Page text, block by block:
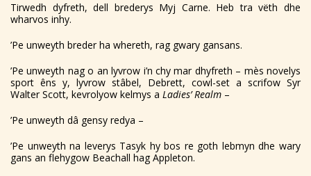
Tirwedh dyfreth, dell brederys Myj Carne. Heb tra vëth dhe
wharvos inhy.
’Pe unweyth breder ha whereth, rag gwary gansans.
’Pe unweyth nag o an lyvrow i’n chy mar dhyfreth – mès novelys
sport êns y, lyvrow stâbel, Debrett, cowl-set a scrifow Syr
Walter Scott, kevrolyow kelmys a Ladies’ Realm –
’Pe unweyth dâ gensy redya –
’Pe unweyth na leverys Tasyk hy bos re goth lebmyn dhe wary
gans an flehygow Beachall hag Appleton.